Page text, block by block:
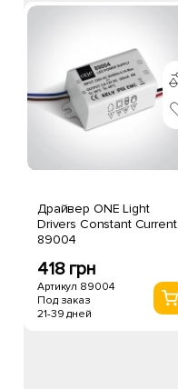
Драйвер ONE Light
Drivers Constant Current
89004
418 грн
Артикул 89004
Под заказ
21-39 дней